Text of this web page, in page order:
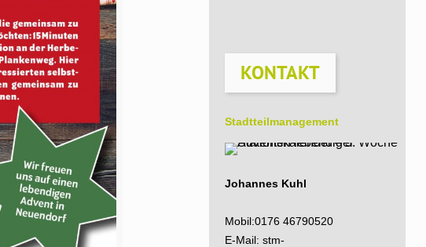
KONTAKT
Stadtteil­management
Johannes Kuhl
Mobil:0176 46790520
E-Mail: stm-